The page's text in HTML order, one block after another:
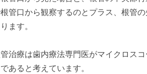
管口から観察するのとプラス、根管
ます。
治療は歯内療法専門医がマイクロス
あると考えています。